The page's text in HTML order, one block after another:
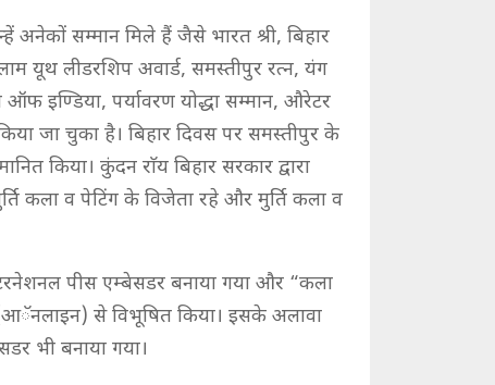
सम्मान मिले हैं जैसे भारत श्री, बिहार
यूथ लीडरशिप अवार्ड, समस्तीपुर रत्न, यंग
इण्डिया, पर्यावरण योद्धा सम्मान, औरेटर
जा चुका है। बिहार दिवस पर समस्तीपुर के
किया। कुंदन राॅय बिहार सरकार द्वारा
कला व पेटिंग के विजेता रहे और मुर्ति कला व
पीस एम्बेसडर बनाया गया और “कला
(आॅनलाइन) से विभूषित किया। इसके अलावा
भी बनाया गया।